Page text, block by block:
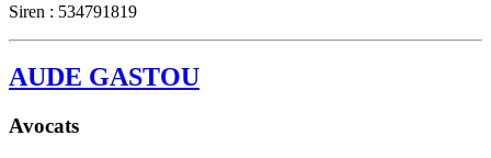
Siren : 534791819
AUDE GASTOU
Avocats